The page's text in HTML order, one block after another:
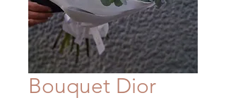
Bouquet Dior